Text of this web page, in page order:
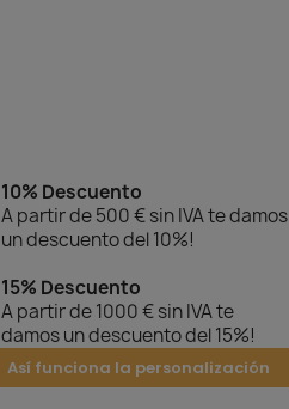
10% Descuento
A partir de 500 € sin IVA te damos
un descuento del 10%!
15% Descuento
A partir de 1000 € sin IVA te
damos un descuento del 15%!
Así funciona la personalización